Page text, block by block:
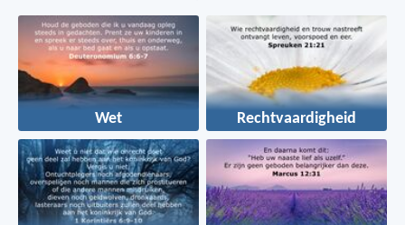
Wet Rechtvaardigheid